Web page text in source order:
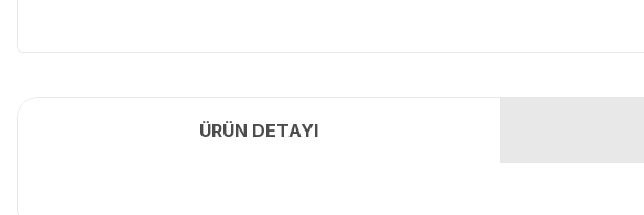
ÜRÜN DETAYI